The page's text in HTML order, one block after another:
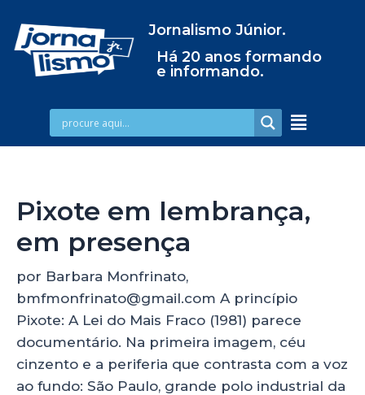
Jornalismo Júnior.
Há 20 anos formando
e informando.
Pixote em lembrança,
em presença
por Barbara Monfrinato,
bmfmonfrinato@gmail.com A princípio
Pixote: A Lei do Mais Fraco (1981) parece
documentário. Na primeira imagem, céu
cinzento e a periferia que contrasta com a voz
ao fundo: São Paulo, grande polo industrial da